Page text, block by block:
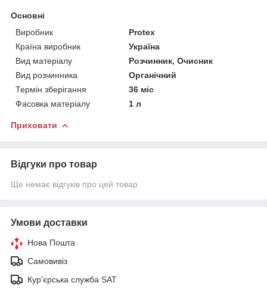
Основні
Виробник
Protex
Країна виробник
Україна
Вид матеріалу
Розчинник, Очисник
Вид розчинника
Органічний
Термін зберігання
36 міс
Фасовка матеріалу
1 л
Приховати
Відгуки про товар
Ще немає відгуків про цей товар
Умови доставки
Нова Пошта
Самовивіз
Кур'єрська служба SAT